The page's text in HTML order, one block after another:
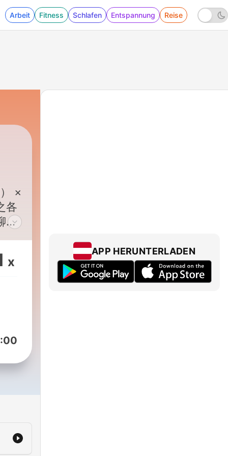
Arbeit Fitness Schlafen Entspannung Reise
×
全
x
APP HERUNTERLADEN